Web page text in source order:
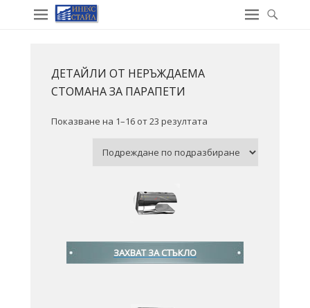
ДЕТАЙЛИ ОТ НЕРЪЖДАЕМА
СТОМАНА ЗА ПАРАПЕТИ
Показване на 1–16 от 23 резултата
ЗАХВАТ ЗА СТЪКЛО